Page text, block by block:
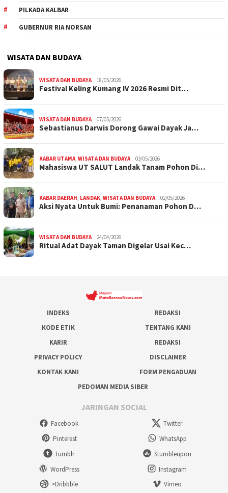
PILKADA KALBAR
GUBERNUR RIA NORSAN
WISATA DAN BUDAYA
WISATA DAN BUDAYA 18/05/2026
Festival Keling Kumang IV 2026 Resmi Dit…
WISATA DAN BUDAYA 07/05/2026
Sebastianus Darwis Dorong Gawai Dayak Ja…
KABAR UTAMA, WISATA DAN BUDAYA 03/05/2026
Mahasiswa UT SALUT Landak Tanam Pohon Di…
KABAR DAERAH, LANDAK, WISATA DAN BUDAYA 02/05/2026
Aksi Nyata Untuk Bumi: Penanaman Pohon D…
WISATA DAN BUDAYA 24/04/2026
Ritual Adat Dayak Taman Digelar Usai Kec…
INDEKS
REDAKSI
KODE ETIK
TENTANG KAMI
KARIR
REDAKSI
PRIVACY POLICY
DISCLAIMER
KONTAK KAMI
FORM PENGADUAN
PEDOMAN MEDIA SIBER
JARINGAN SOCIAL
Facebook
Twitter
Pinterest
WhatsApp
Tumblr
Stumbleupon
WordPress
Instagram
>Dribbble
Vimeo